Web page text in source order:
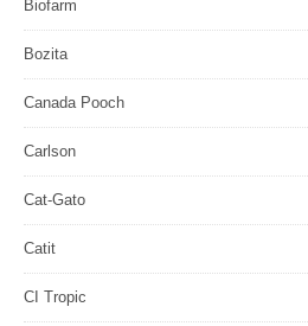
Biofarm
Bozita
Canada Pooch
Carlson
Cat-Gato
Catit
CI Tropic